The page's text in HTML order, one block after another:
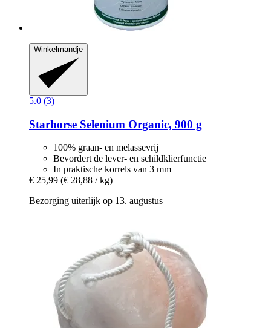
Winkelmandje
5.0 (3)
Starhorse Selenium Organic, 900 g
100% graan- en melassevrij
Bevordert de lever- en schildklierfunctie
In praktische korrels van 3 mm
€ 25,99 (€ 28,88 / kg)
Bezorging uiterlijk op 13. augustus